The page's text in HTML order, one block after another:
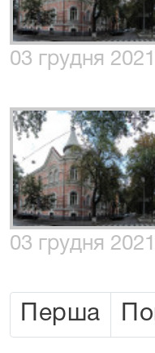
03 грудня
03 грудня
Перша